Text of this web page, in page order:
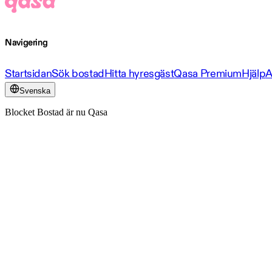
Navigering
StartsidanSök bostadHitta hyresgästQasa PremiumHjälp
Svenska
Blocket Bostad är nu Qasa